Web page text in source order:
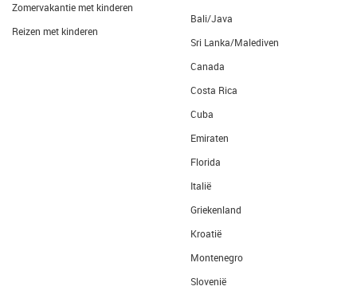
Zomervakantie met kinderen
Reizen met kinderen
Bali/Java
Sri Lanka/Malediven
Canada
Costa Rica
Cuba
Emiraten
Florida
Italië
Griekenland
Kroatië
Montenegro
Slovenië